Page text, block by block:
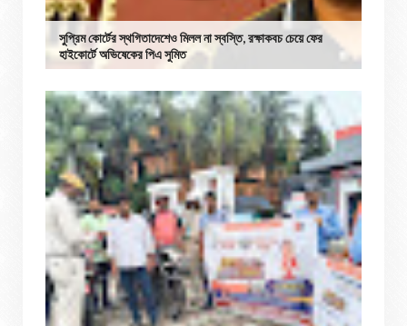
সুপ্রিম কোর্টের স্থগিতাদেশেও মিলল না স্বস্তি, রক্ষাকবচ চেয়ে ফের
হাইকোর্টে অভিষেকের পিএ সুমিত